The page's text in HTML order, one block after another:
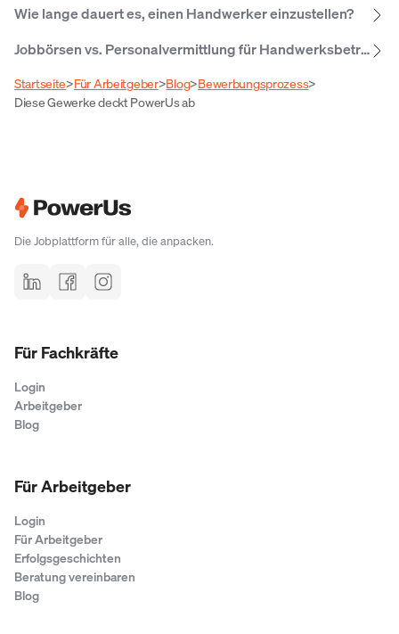
Wie lange dauert es, einen Handwerker einzustellen?
Jobbörsen vs. Personalvermittlung für Handwerksbetriebe: Was lohnt sich wann?
Startseite>Für Arbeitgeber>Blog>Bewerbungsprozess>
Diese Gewerke deckt PowerUs ab
Die Jobplattform für alle, die anpacken.
Für Fachkräfte
Login
Arbeitgeber
Blog
Für Arbeitgeber
Login
Für Arbeitgeber
Erfolgsgeschichten
Beratung vereinbaren
Blog